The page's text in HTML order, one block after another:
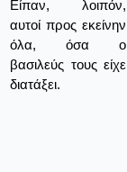
Είπαν, λοιπόν,
αυτοί προς εκείνην
όλα, όσα ο
βασιλεύς τους είχε
διατάξει.